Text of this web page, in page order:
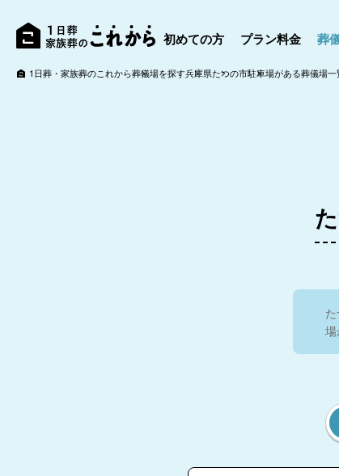
初めての方 プラン料金 葬
1日葬・家族葬のこれから葬儀場を探す兵庫県たつの市駐車場がある葬儀場一